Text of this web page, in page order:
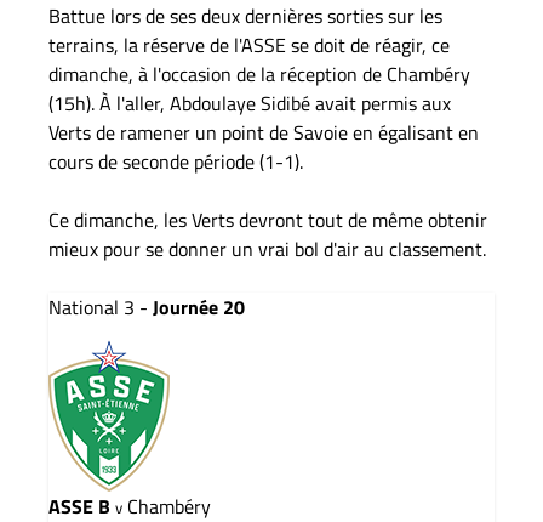
Battue lors de ses deux dernières sorties sur les
terrains, la réserve de l'ASSE se doit de réagir, ce
dimanche, à l'occasion de la réception de Chambéry
(15h). À l'aller, Abdoulaye Sidibé avait permis aux
Verts de ramener un point de Savoie en égalisant en
cours de seconde période (1-1).
Ce dimanche, les Verts devront tout de même obtenir
mieux pour se donner un vrai bol d'air au classement.
National 3 - Journée 20
ASSE B v Chambéry